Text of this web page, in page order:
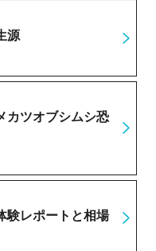
源
カツオブシムシ恐
験レポートと相場